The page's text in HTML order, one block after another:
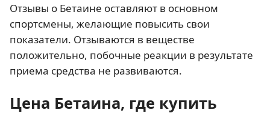
Отзывы о Бетаине оставляют в основном
спортсмены, желающие повысить свои
показатели. Отзываются в веществе
положительно, побочные реакции в результате
приема средства не развиваются.
Цена Бетаина, где купить